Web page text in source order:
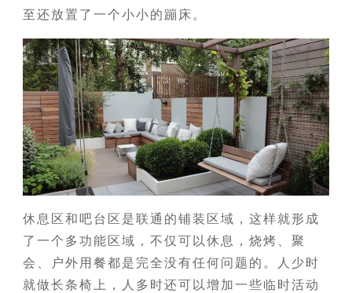
至还放置了一个小小的蹦床。
休息区和吧台区是联通的铺装区域，这样就形成
了一个多功能区域，不仅可以休息，烧烤、聚
会、户外用餐都是完全没有任何问题的。人少时
就做长条椅上，人多时还可以增加一些临时活动